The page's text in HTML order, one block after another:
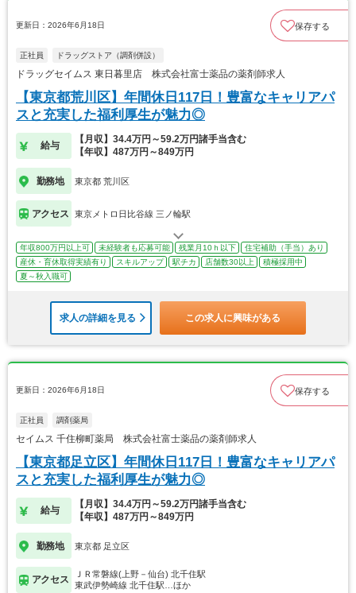
更新日：2026年6月18日 保存する
正社員 ドラッグストア（調剤併設）
ドラッグセイムス 東日暮里店 株式会社富士薬品の薬剤師求人
【東京都荒川区】年間休日117日！豊富なキャリアパ
スと充実した福利厚生が魅力◎
給与
【月収】34.4万円～59.2万円諸手当含む
【年収】487万円～849万円
勤務地 東京都 荒川区
アクセス 東京メトロ日比谷線 三ノ輪駅
年収800万円以上可 未経験者も応募可能 残業月10ｈ以下
住宅補助（手当）あり
産休・育休取得実績有り
スキルアップ 駅チカ 店舗数30以上
積極採用中
夏～秋入職可
求人の詳細を見る この求人に興味がある
更新日：2026年6月18日 保存する
正社員 調剤薬局
セイムス 千住柳町薬局 株式会社富士薬品の薬剤師求人
【東京都足立区】年間休日117日！豊富なキャリアパ
スと充実した福利厚生が魅力◎
給与
【月収】34.4万円～59.2万円諸手当含む
【年収】487万円～849万円
勤務地 東京都 足立区
アクセス
ＪＲ常磐線(上野－仙台) 北千住駅
東武伊勢崎線 北千住駅…ほか